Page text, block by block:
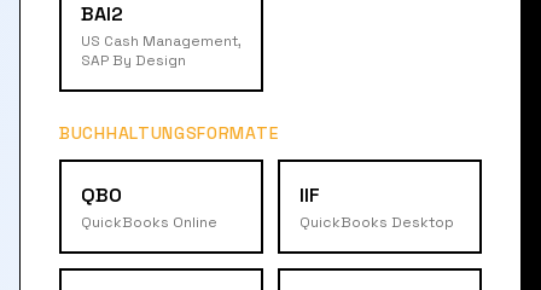
BAI2
US Cash Management,
SAP By Design
BUCHHALTUNGSFORMATE
QBO
QuickBooks Online
IIF
QuickBooks Desktop